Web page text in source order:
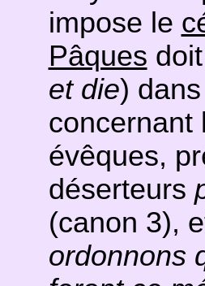
impose le
Pâques
et die)
concernant
évêques,
déserteurs
(canon 3),
ordonnons